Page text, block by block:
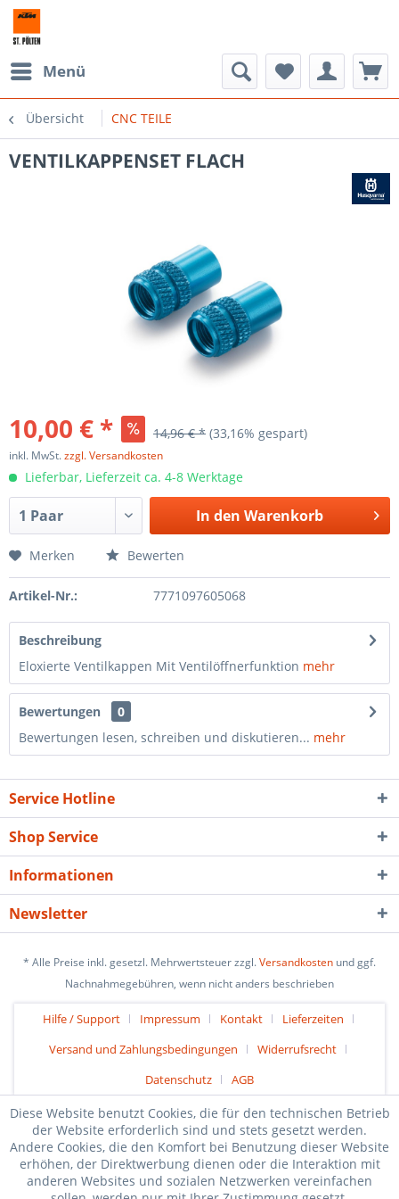
Menü
Übersicht CNC TEILE
VENTILKAPPENSET FLACH
10,00 € * 14,96 € * (33,16% gespart)
inkl. MwSt.zzgl. Versandkosten
Lieferbar, Lieferzeit ca. 4-8 Werktage
In den Warenkorb
Merken Bewerten
Artikel-Nr.: 7771097605068
Beschreibung
Eloxierte Ventilkappen Mit Ventilöffnerfunktion mehr
Bewertungen
0
Bewertungen lesen, schreiben und diskutieren... mehr
Service Hotline
Shop Service
Informationen
Newsletter
* Alle Preise inkl. gesetzl. Mehrwertsteuer zzgl.Versandkosten und ggf.
Nachnahmegebühren, wenn nicht anders beschrieben
Hilfe / Support Impressum Kontakt
Lieferzeiten
Versand und Zahlungsbedingungen
Widerrufsrecht
Datenschutz
AGB
Diese Website benutzt Cookies, die für den technischen Betrieb
der Website erforderlich sind und stets gesetzt werden.
Andere Cookies, die den Komfort bei Benutzung dieser Website
erhöhen, der Direktwerbung dienen oder die Interaktion mit
anderen Websites und sozialen Netzwerken vereinfachen